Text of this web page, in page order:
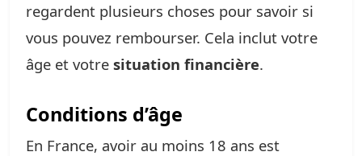
regardent plusieurs choses pour savoir si
vous pouvez rembourser. Cela inclut votre
âge et votre situation financière.
Conditions d’âge
En France, avoir au moins 18 ans est